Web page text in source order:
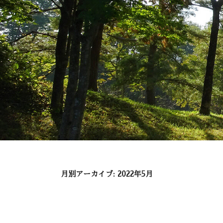
月別アーカイブ: 2022年5月